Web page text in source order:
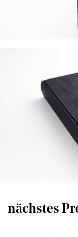
nächstes